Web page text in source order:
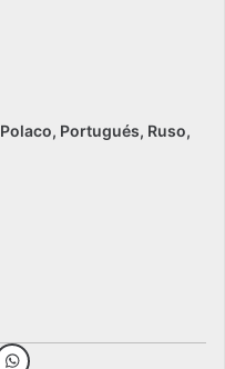
Polaco Portugués Ruso